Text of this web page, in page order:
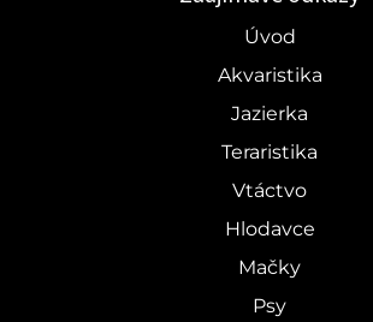
Úvod
Akvaristika
Jazierka
Teraristika
Vtáctvo
Hlodavce
Mačky
Psy